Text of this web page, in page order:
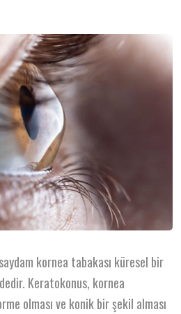
kornea tabakası küresel bir
Keratokonus, kornea
olması ve konik bir şekil alması